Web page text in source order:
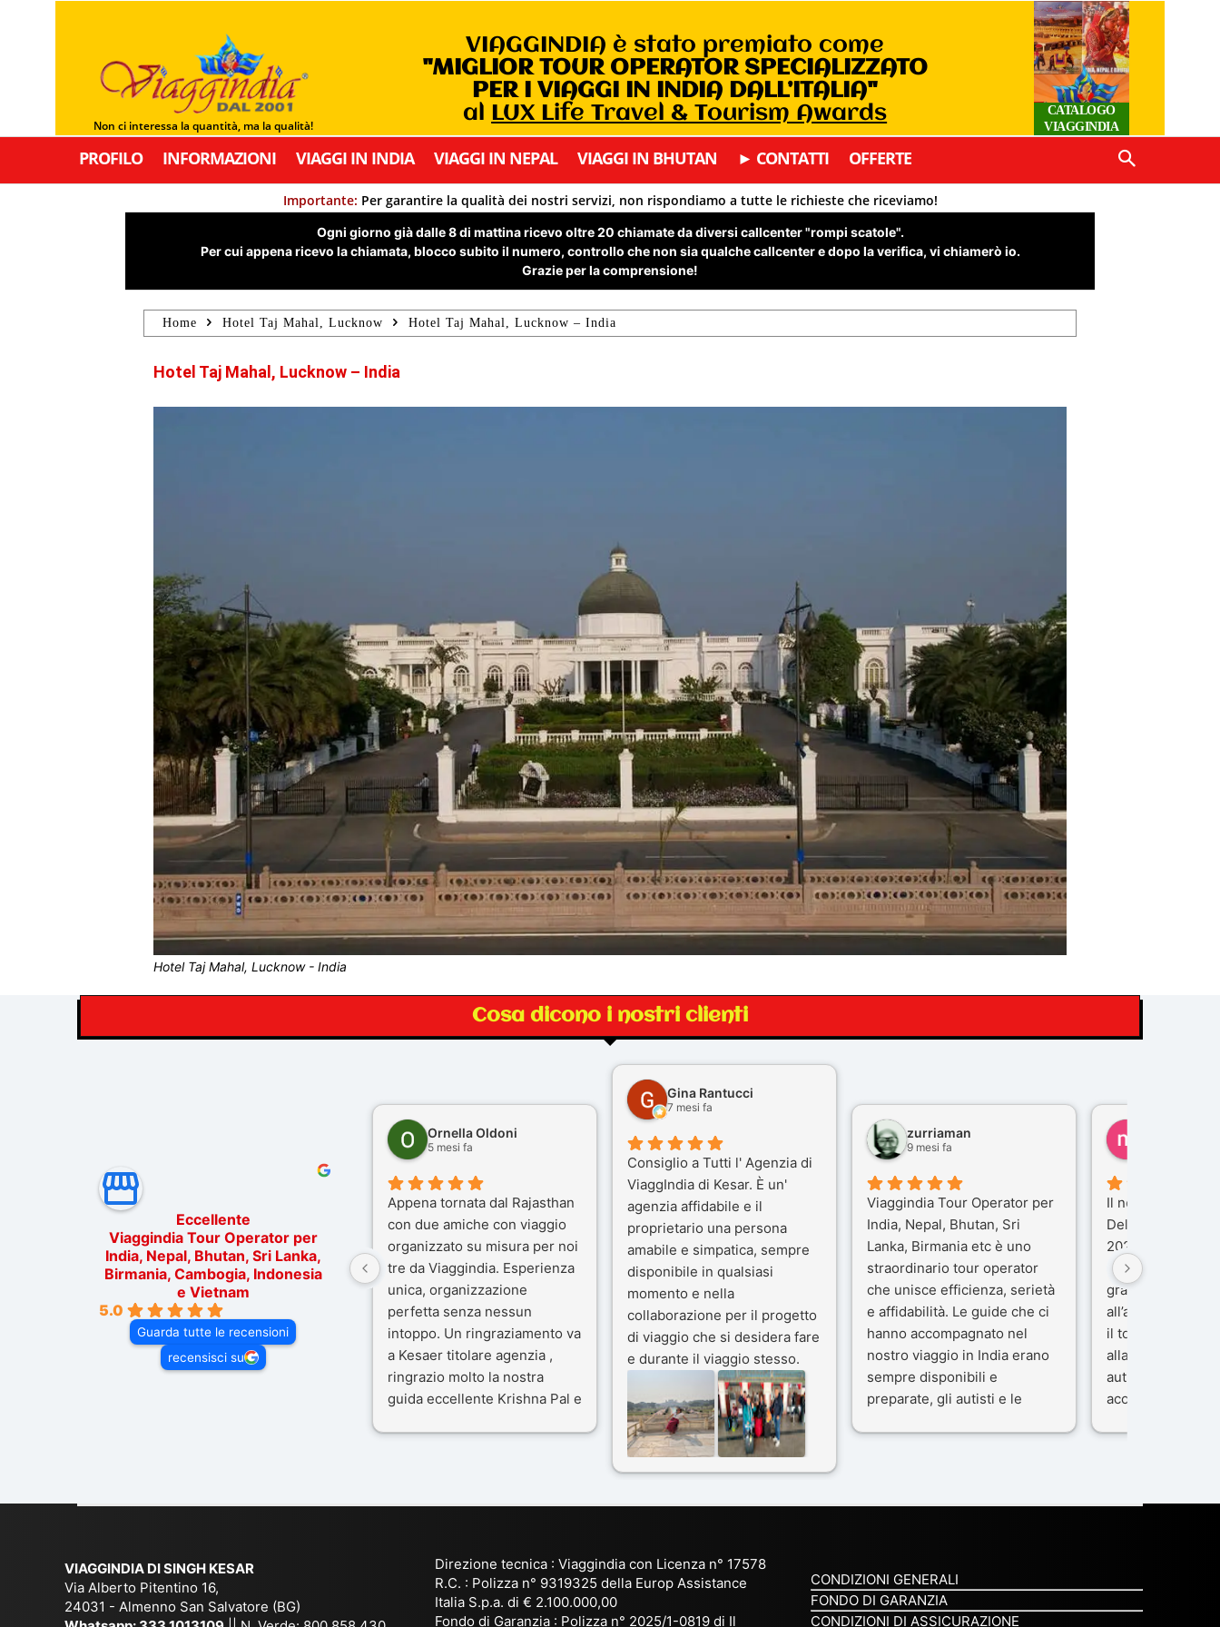
Non ci interessa la quantità, ma la qualità!
VIAGGINDIA è stato premiato come
"MIGLIOR TOUR OPERATOR SPECIALIZZATO
PER I VIAGGI IN INDIA DALL’ITALIA"
al LUX Life Travel & Tourism Awards
CATALOGO
VIAGGINDIA
PROFILO INFORMAZIONI VIAGGI IN INDIA VIAGGI IN NEPAL VIAGGI IN BHUTAN ► CONTATTI OFFERTE
Importante: Per garantire la qualità dei nostri servizi, non rispondiamo a tutte le richieste che riceviamo!
Ogni giorno già dalle 8 di mattina ricevo oltre 20 chiamate da diversi callcenter "rompi scatole".
Per cui appena ricevo la chiamata, blocco subito il numero, controllo che non sia qualche callcenter e dopo la verifica, vi chiamerò io.
Grazie per la comprensione!
Home Hotel Taj Mahal, Lucknow Hotel Taj Mahal, Lucknow – India
Hotel Taj Mahal, Lucknow – India
Hotel Taj Mahal, Lucknow - India
Cosa dicono i nostri clienti
Eccellente
Viaggindia Tour Operator per
India, Nepal, Bhutan, Sri Lanka,
Birmania, Cambogia, Indonesia
e Vietnam
5.0
Guarda tutte le recensioni
recensisci su
Ornella Oldoni
5 mesi fa
Appena tornata dal Rajasthan
con due amiche con viaggio
organizzato su misura per noi
tre da Viaggindia. Esperienza
unica, organizzazione
perfetta senza nessun
intoppo. Un ringraziamento va
a Kesaer titolare agenzia ,
ringrazio molto la nostra
guida eccellente Krishna Pal e
consiglio questa agenzia
Gina Rantucci
7 mesi fa
Consiglio a Tutti l' Agenzia di
ViaggIndia di Kesar. È un'
agenzia affidabile e il
proprietario una persona
amabile e simpatica, sempre
disponibile in qualsiasi
momento e nella
collaborazione per il progetto
di viaggio che si desidera fare
e durante il viaggio stesso.
Siamo stati 3 settimane in
India a novembre 2025, 5
amici e il viaggio alla scoperta
del Rajasthan e Varanasi è
stato bellissimo: grazie alla
ai servizi dell' Agenzia con
per la scelta degli Hotel.
Kesar il proprietario dell'
prima di partire: molto
zurriaman
9 mesi fa
Viaggindia Tour Operator per
India, Nepal, Bhutan, Sri
Lanka, Birmania etc è uno
straordinario tour operator
che unisce efficienza, serietà
e affidabilità. Le guide che ci
hanno accompagnato nel
nostro viaggio in India erano
sempre disponibili e
preparate, gli autisti e le
livello e di grande
minimi particolari.
Consigliatissimo!
Il nostro viaggio
Delhi e Varanasi
2025), è stata
che porteremo
gran parte del
all’agenzia che
il tour con cura e
alla nostra guida
autista che ci
accompagnati
L’organizzazione
qualcosa di
non è stata solo
VIAGGINDIA DI SINGH KESAR
Via Alberto Pitentino 16,
24031 - Almenno San Salvatore (BG)
Direzione tecnica : Viaggindia con Licenza n° 17578
R.C. : Polizza n° 9319325 della Europ Assistance
Italia S.p.a. di € 2.100.000,00
Fondo di Garanzia : Polizza n° 2025/1-0819 di Il
CONDIZIONI GENERALI
FONDO DI GARANZIA
CONDIZIONI DI ASSICURAZIONE